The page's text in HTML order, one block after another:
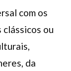
com os
ou
da